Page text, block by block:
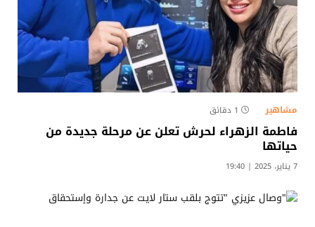
مشاهير 1 دقائق
فاطمة الزهراء لحرش تعلن عن مرحلة جديدة من
حياتها
7 يناير، 2025 | 19:40